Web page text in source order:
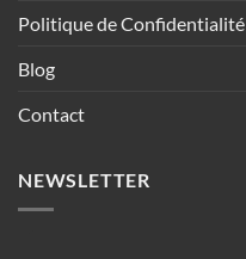
Politique de Confidentialité
Blog
Contact
NEWSLETTER